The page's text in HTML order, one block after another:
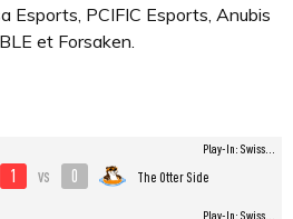
Esports, PCIFIC Esports, Anubis
et Forsaken.
1 vs 0 The Otter Side
Play-In: Swiss...
Play-In: Swiss...